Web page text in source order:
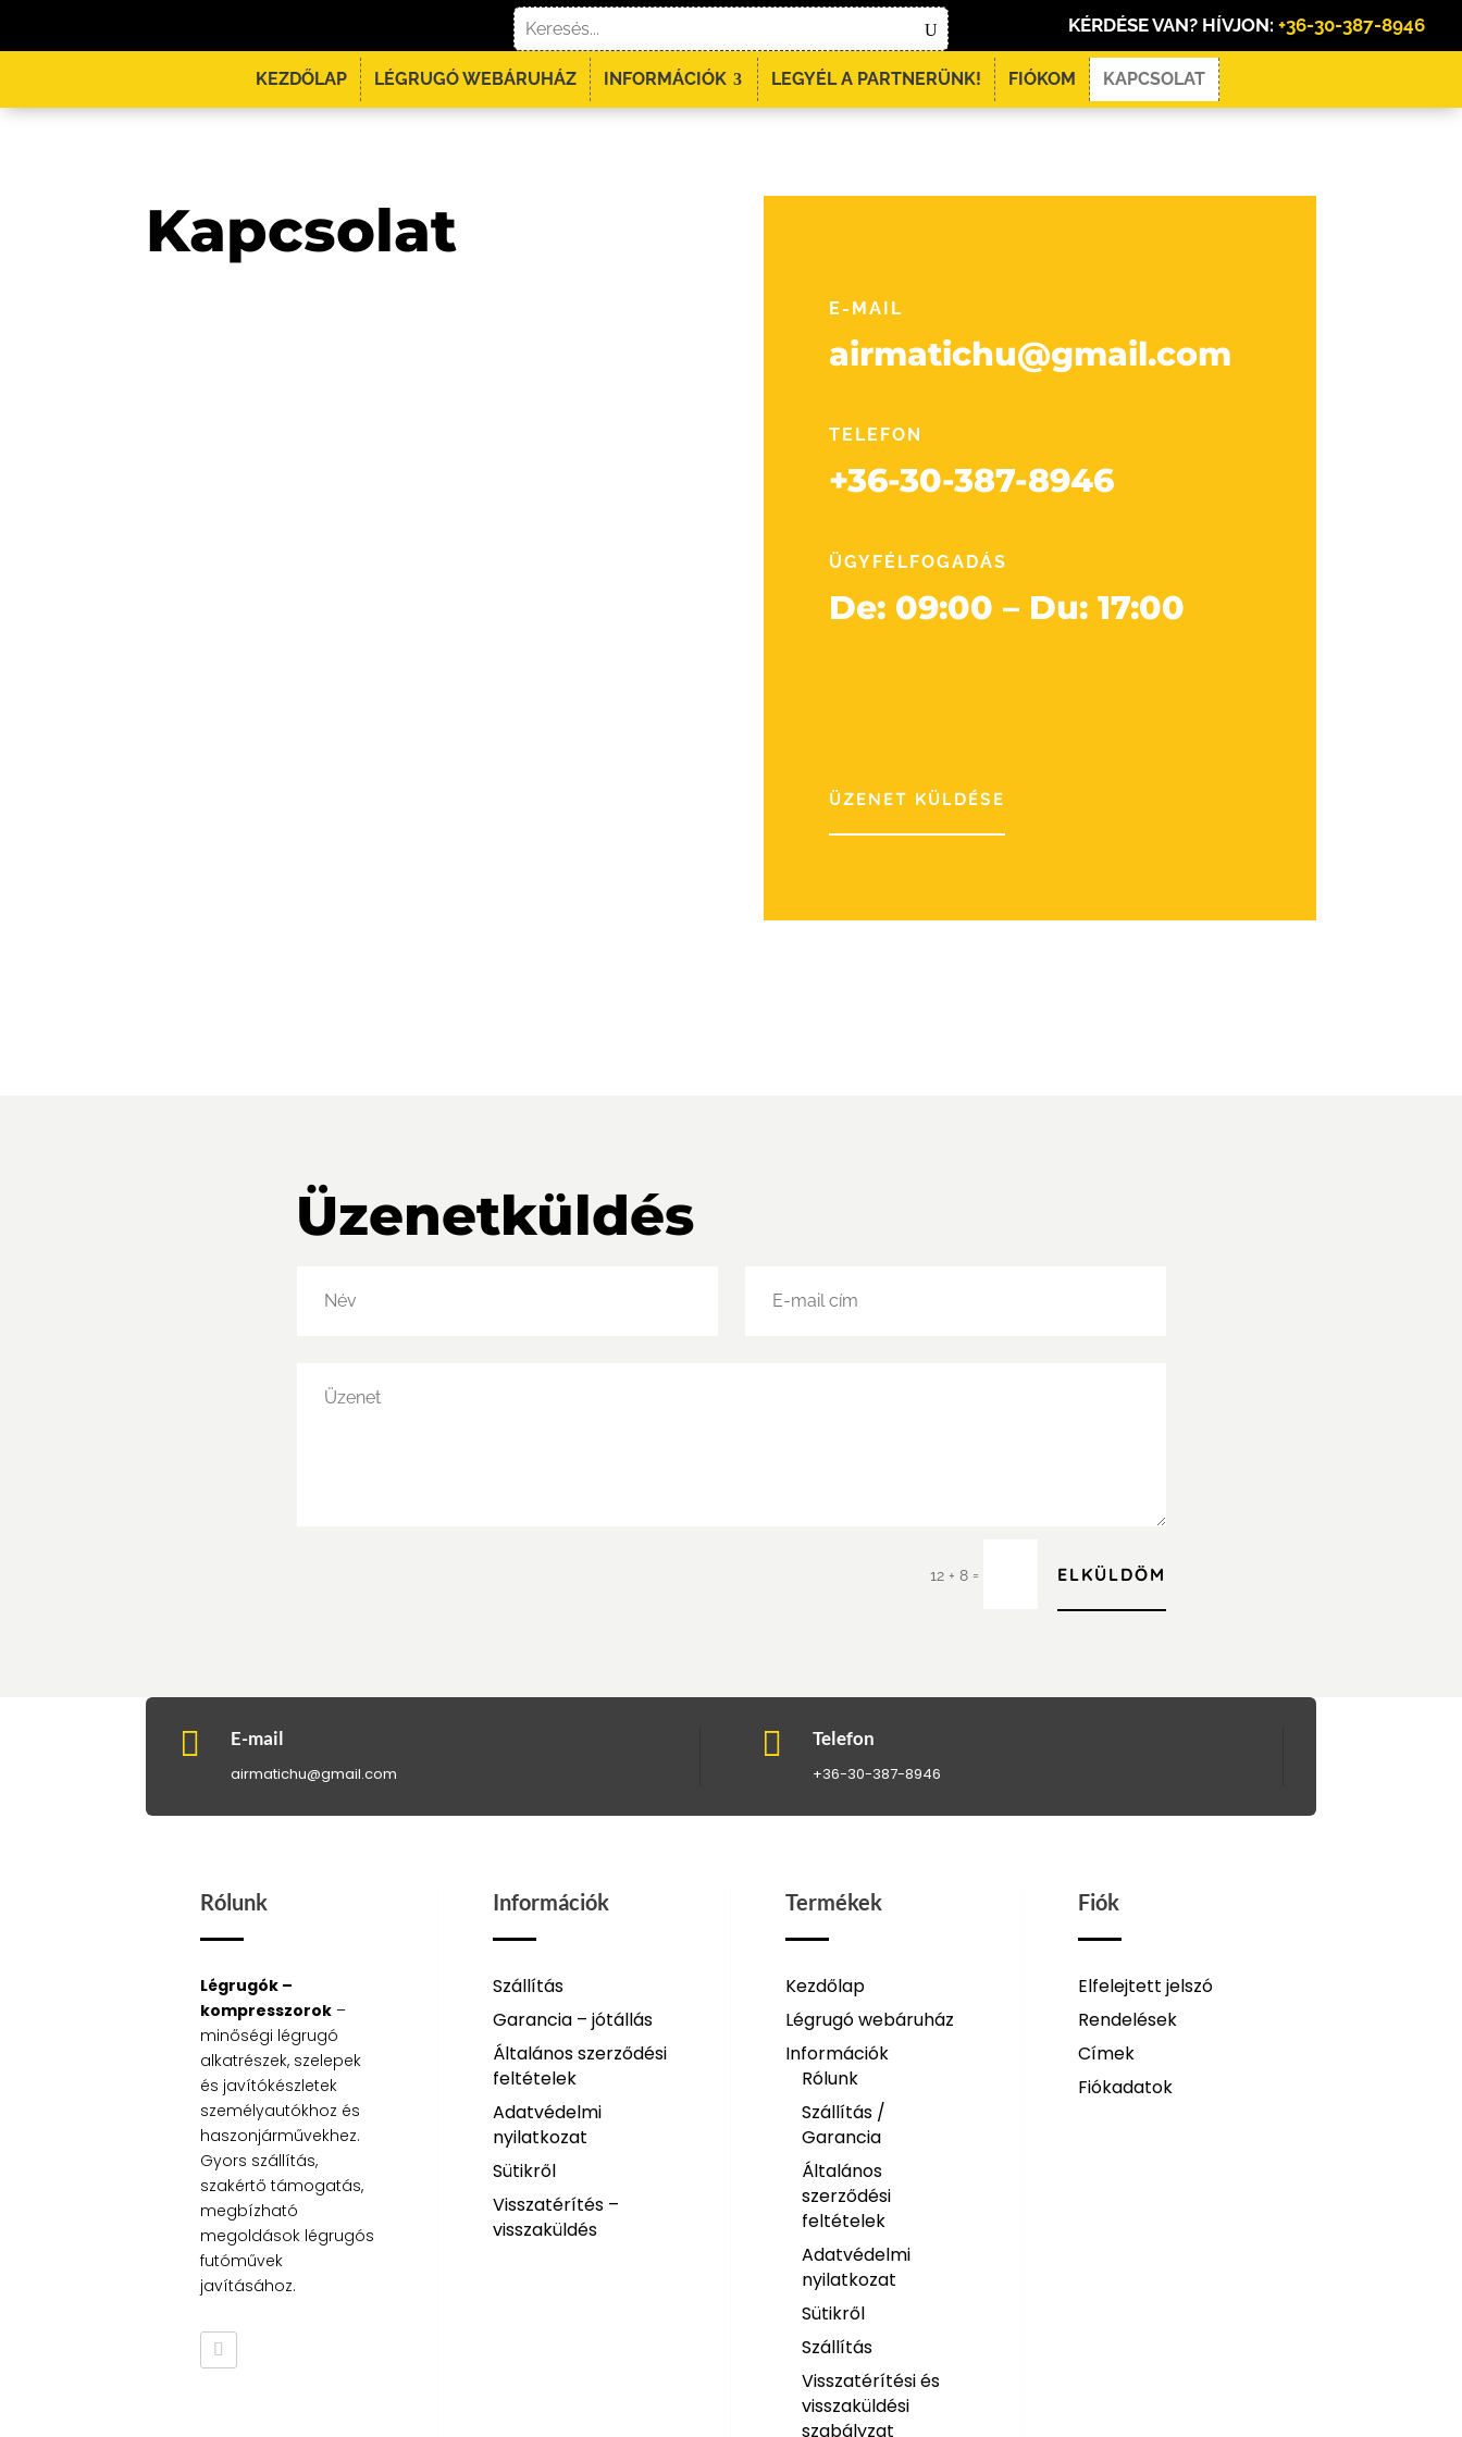
KÉRDÉSE VAN? HÍVJON:+36-30-387-8946
KEZDŐLAP LÉGRUGÓ WEBÁRUHÁZ INFORMÁCIÓK LEGYÉL A PARTNERÜNK! FIÓKOM KAPCSOLAT
Kapcsolat
E-MAIL
airmatichu@gmail.com
TELEFON
+36-30-387-8946
ÜGYFÉLFOGADÁS
De: 09:00 – Du: 17:00
ÜZENET KÜLDÉSE
Üzenetküldés
12 + 8 = ELKÜLDÖM
 E-mail
airmatichu@gmail.com
 Telefon
+36-30-387-8946
Rólunk
Légrugók –
kompresszorok –
minőségi légrugó
alkatrészek, szelepek
és javítókészletek
személyautókhoz és
haszonjárművekhez.
Gyors szállítás,
szakértő támogatás,
megbízható
megoldások légrugós
futóművek
javításához.
Információk
Szállítás
Garancia – jótállás
Általános szerződési
feltételek
Adatvédelmi
nyilatkozat
Sütikről
Visszatérítés –
visszaküldés
Termékek
Kezdőlap
Légrugó webáruház
Információk
Rólunk
Szállítás /
Garancia
Általános
szerződési
feltételek
Adatvédelmi
nyilatkozat
Sütikről
Szállítás
Visszatérítési és
visszaküldési
szabályzat
Fiók
Elfelejtett jelszó
Rendelések
Címek
Fiókadatok